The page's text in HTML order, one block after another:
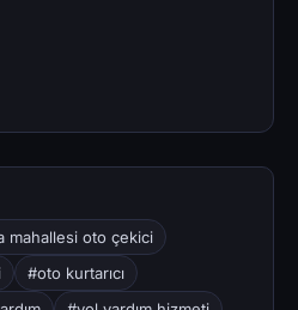
mahallesi oto çekici
#oto kurtarıcı